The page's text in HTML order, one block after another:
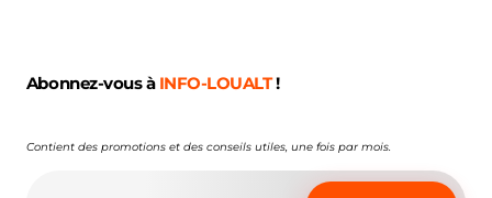
Abonnez-vous à INFO-LOUALT!
Contient des promotions et des conseils utiles, une fois par mois.